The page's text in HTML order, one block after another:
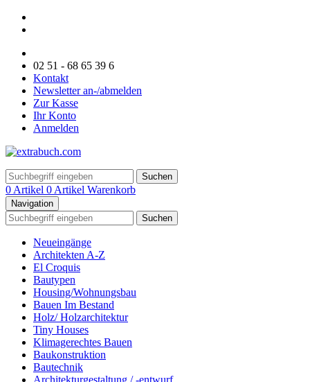
02 51 - 68 65 39 6
Kontakt
Newsletter an-/abmelden
Zur Kasse
Ihr Konto
Anmelden
Suchen
0 Artikel 0 Artikel Warenkorb
Navigation
Suchen
Neueingänge
Architekten A-Z
El Croquis
Bautypen
Housing/Wohnungsbau
Bauen Im Bestand
Holz/ Holzarchitektur
Tiny Houses
Klimagerechtes Bauen
Baukonstruktion
Bautechnik
Architekturgestaltung / -entwurf